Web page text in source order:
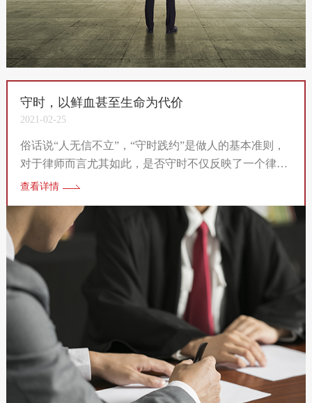
守时，以鲜血甚至生命为代价
2021-02-25
俗话说“人无信不立”，“守时践约”是做人的基本准则，
对于律师而言尤其如此，是否守时不仅反映了一个律师
的职业操守，也是律师综合素质的体现。胜伦律师深
一个律师平时不守时
查看详情